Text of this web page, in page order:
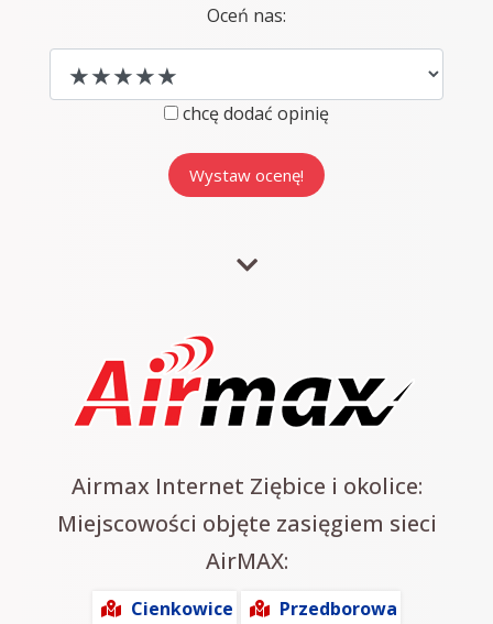
Oceń nas:
chcę dodać opinię
Airmax Internet Ziębice i okolice:
Miejscowości objęte zasięgiem sieci
AirMAX:
Cienkowice
Przedborowa